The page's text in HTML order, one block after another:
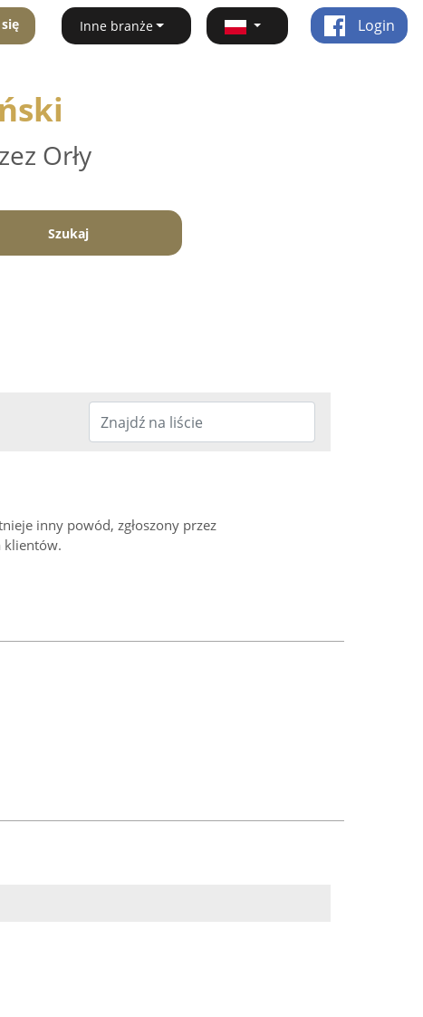
się Inne branże Login
Orły
Szukaj
inny powód, zgłoszony przez
klientów.